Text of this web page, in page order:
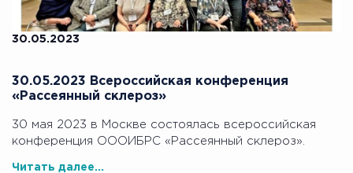
30.05.2023
30.05.2023 Всероссийская конференция
«Рассеянный склероз»
30 мая 2023 в Москве состоялась всероссийская
конференция ОООИБРС «Рассеянный склероз».
Читать далее...